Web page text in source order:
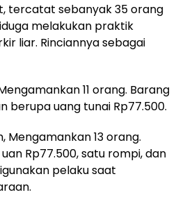
tercatat sebanyak 35 orang
melakukan praktik
liar. Rinciannya sebagai
11 orang. Barang
berupa uang tunai Rp77.500.
Mengamankan 13 orang.
Rp77.500, satu rompi, dan
pelaku saat